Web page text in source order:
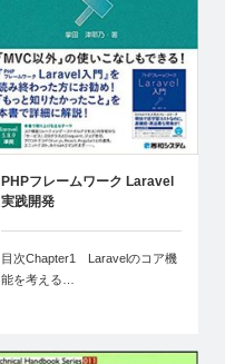
PHPフレームワーク Laravel
実践開発
目次Chapter1 Laravelのコア機
能を考える…